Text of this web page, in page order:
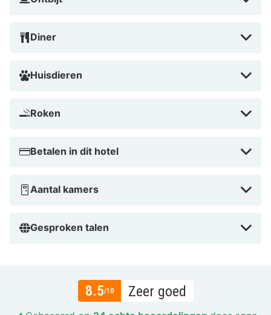
Diner
Huisdieren
Roken
Betalen in dit hotel
Aantal kamers
Gesproken talen
8.5/10 Zeer goed